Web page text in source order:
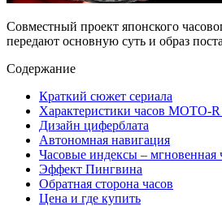
Совместный проект японского
передают основную суть и образ
Содержание
Краткий сюжет сериала
Характеристики часов MOTO-
Дизайн циферблата
Автономная навигация
Часовые индексы – мгновенная
Эффект Пингвина
Обратная сторона часов
Цена и где купить